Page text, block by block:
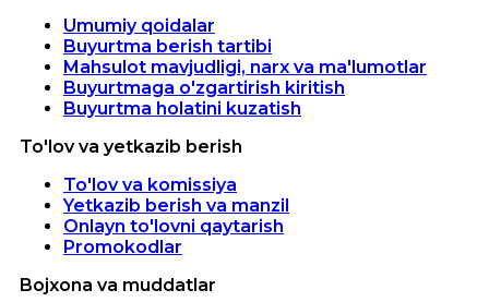
Umumiy qoidalar
Buyurtma berish tartibi
Mahsulot mavjudligi, narx va ma'lumotlar
Buyurtmaga o'zgartirish kiritish
Buyurtma holatini kuzatish
To'lov va yetkazib berish
To'lov va komissiya
Yetkazib berish va manzil
Onlayn to'lovni qaytarish
Promokodlar
Bojxona va muddatlar